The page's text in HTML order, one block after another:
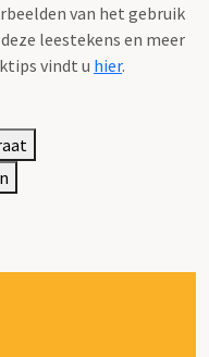
van het gebruik
leestekens en meer
vindt u hier.